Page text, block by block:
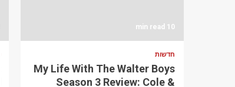
10 min read
חדשות
My Life With The Walter Boys
Season 3 Review: Cole &